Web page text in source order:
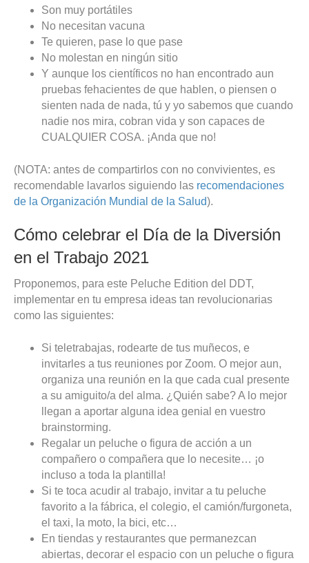
Son muy portátiles
No necesitan vacuna
Te quieren, pase lo que pase
No molestan en ningún sitio
Y aunque los científicos no han encontrado aun
pruebas fehacientes de que hablen, o piensen o
sienten nada de nada, tú y yo sabemos que cuando
nadie nos mira, cobran vida y son capaces de
CUALQUIER COSA. ¡Anda que no!
(NOTA: antes de compartirlos con no convivientes, es
recomendable lavarlos siguiendo las recomendaciones
de la Organización Mundial de la Salud).
Cómo celebrar el Día de la Diversión
en el Trabajo 2021
Proponemos, para este Peluche Edition del DDT,
implementar en tu empresa ideas tan revolucionarias
como las siguientes:
Si teletrabajas, rodearte de tus muñecos, e
invitarles a tus reuniones por Zoom. O mejor aun,
organiza una reunión en la que cada cual presente
a su amiguito/a del alma. ¿Quién sabe? A lo mejor
llegan a aportar alguna idea genial en vuestro
brainstorming.
Regalar un peluche o figura de acción a un
compañero o compañera que lo necesite… ¡o
incluso a toda la plantilla!
Si te toca acudir al trabajo, invitar a tu peluche
favorito a la fábrica, el colegio, el camión/furgoneta,
el taxi, la moto, la bici, etc…
En tiendas y restaurantes que permanezcan
abiertas, decorar el espacio con un peluche o figura